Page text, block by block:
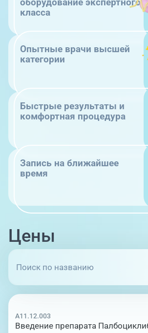
оборудование экспертного
класса
Опытные врачи высшей
категории
Быстрые результаты и
комфортная процедура
Запись на ближайшее
время
Цены
A11.12.003
Введение препарата